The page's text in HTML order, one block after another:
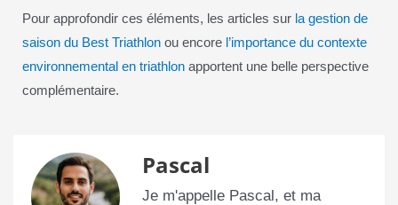
Pour approfondir ces éléments, les articles sur la gestion de
saison du Best Triathlonou encore l’importance du contexte
environnemental en triathlonapportent une belle perspective
complémentaire.
Pascal
Je m'appelle Pascal, et ma